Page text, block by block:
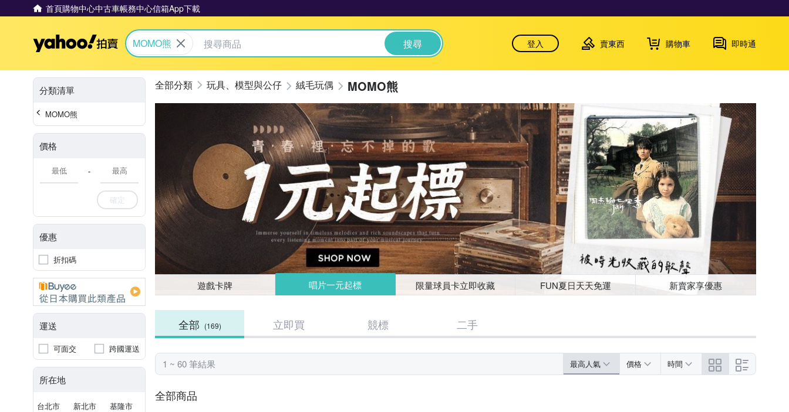
首頁購物中心中古車帳務中心信箱App下載
Yahoo拍賣
MOMO熊 搜尋 登入 賣東西 購物車 即時通
分類清單
MOMO熊
價格
-
確定
優惠
折扣碼
運送
可面交 跨國運送
所在地
台北市 新北市 基隆市
玩具、模型與公仔 絨毛玩偶 MOMO熊
遊戲卡牌 唱片一元起標 限量球員卡立即收藏 FUN夏日天天免運 新賣家享優惠
全部 (169) 立即買 競標 二手
1 ~ 60 筆結果 最高人氣 價格 時間
全部商品